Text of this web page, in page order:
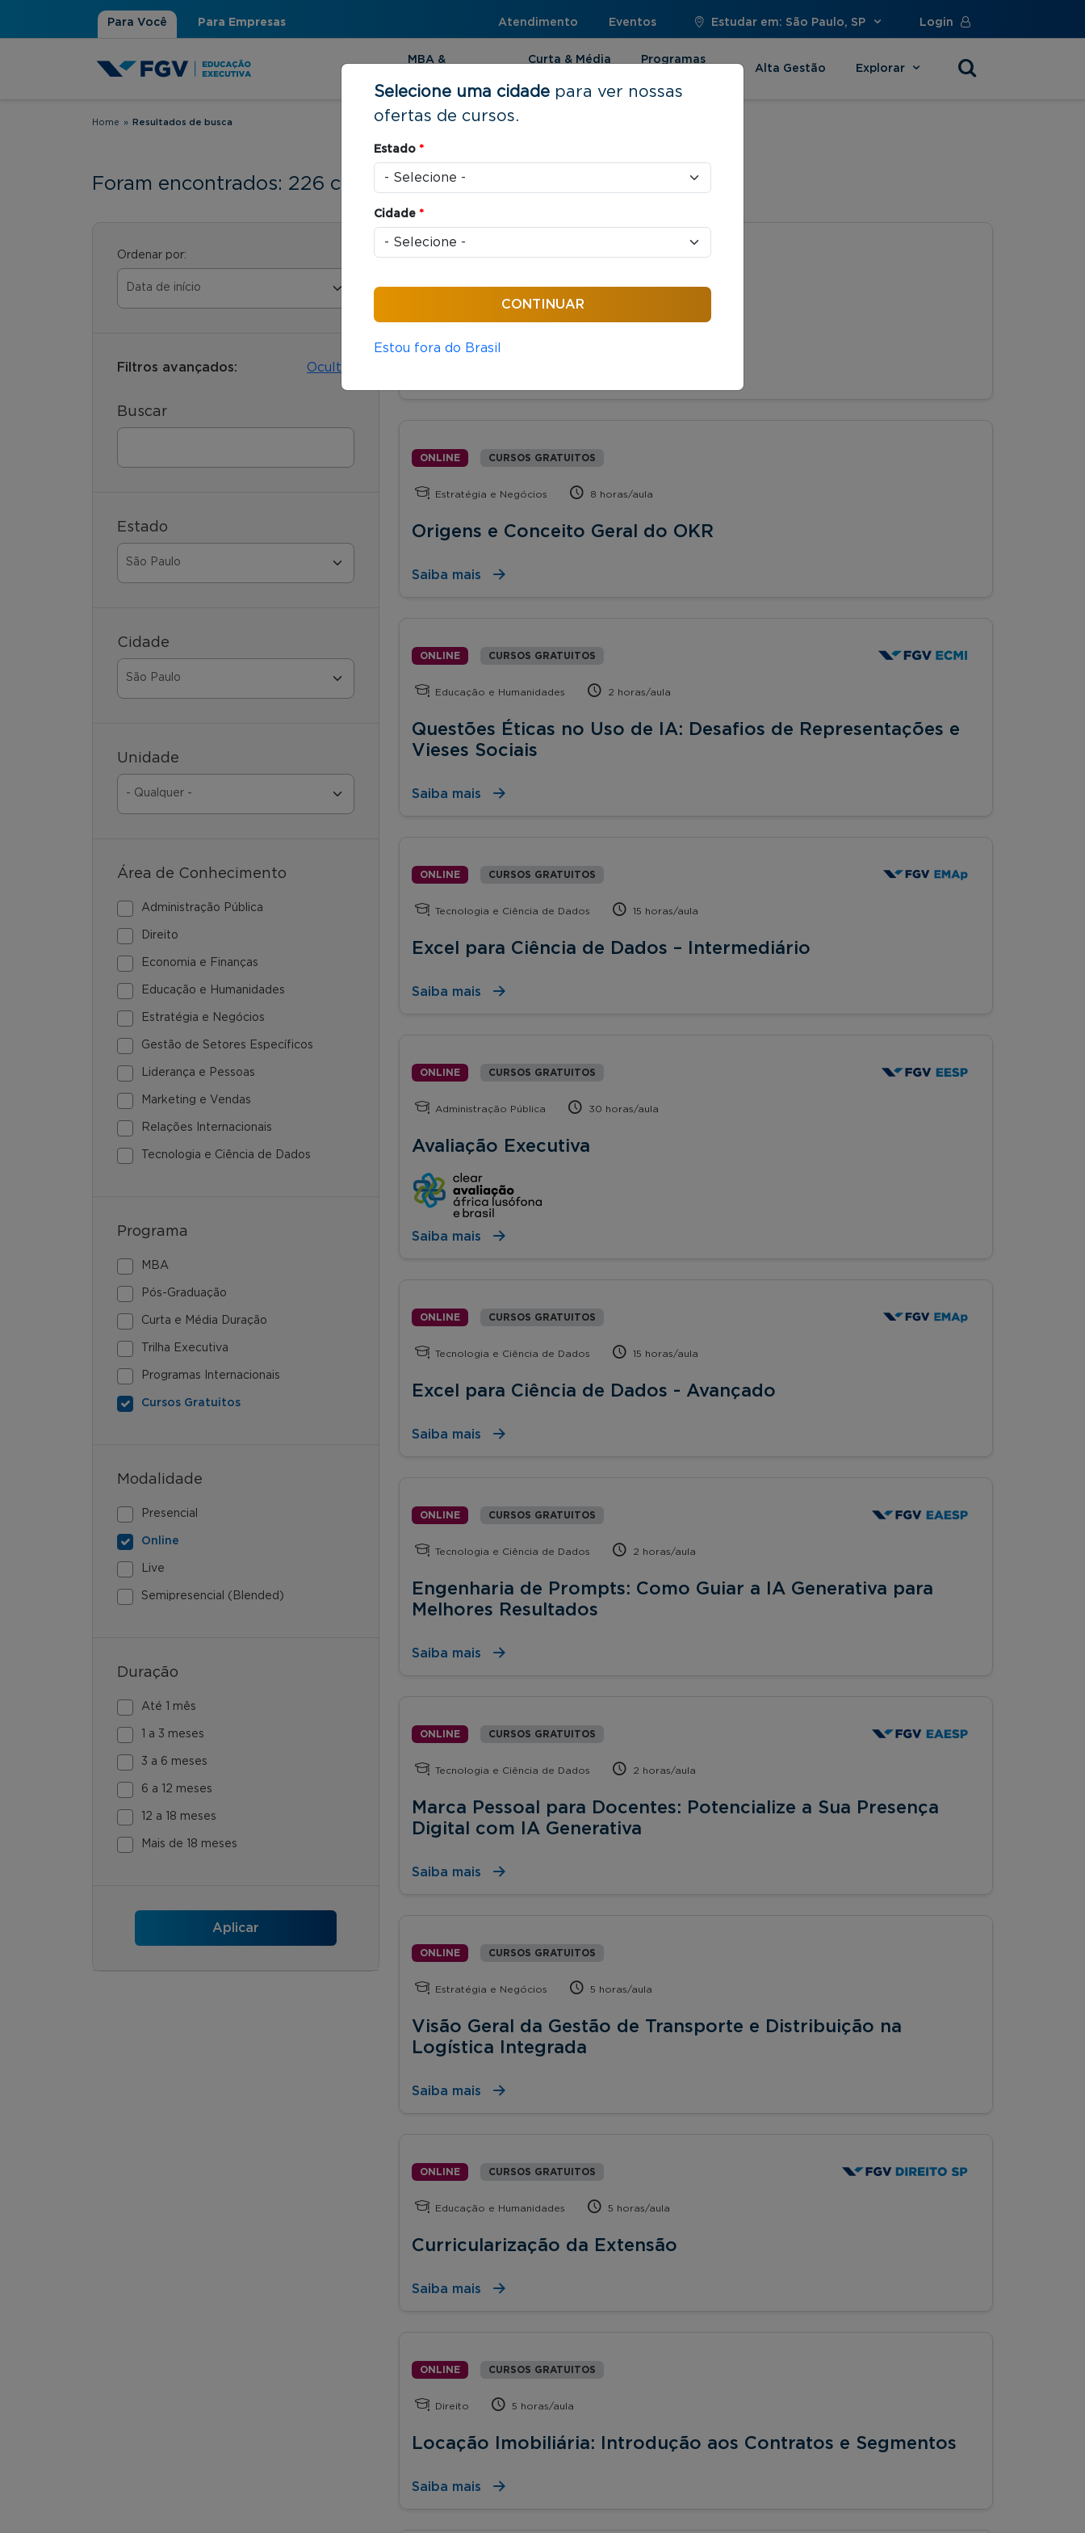
Para Você Para Empresas Atendimento Eventos Estudar em: São Paulo, SP Login
MBA &
Curta & Média
Programas
Alta Gestão Explorar
Você está aqui
Home » Resultados de busca
Foram encontrados: 226 cursos
Ordenar por:
Filtros avançados: Ocultar
Buscar
Estado
Cidade
Unidade
Área de Conhecimento
Administração Pública
Direito
Economia e Finanças
Educação e Humanidades
Estratégia e Negócios
Gestão de Setores Específicos
Liderança e Pessoas
Marketing e Vendas
Relações Internacionais
Tecnologia e Ciência de Dados
Programa
MBA
Pós-Graduação
Curta e Média Duração
Trilha Executiva
Programas Internacionais
Cursos Gratuitos
Modalidade
Presencial
Online
Live
Semipresencial (Blended)
Duração
Até 1 mês
1 a 3 meses
3 a 6 meses
6 a 12 meses
12 a 18 meses
Mais de 18 meses
ONLINE CURSOS GRATUITOS
ONLINE CURSOS GRATUITOS
Estratégia e Negócios 8 horas/aula
Origens e Conceito Geral do OKR
Saiba mais
ONLINE CURSOS GRATUITOS
Educação e Humanidades 2 horas/aula
Questões Éticas no Uso de IA: Desafios de Representações e
Vieses Sociais
Saiba mais
ONLINE CURSOS GRATUITOS
Tecnologia e Ciência de Dados 15 horas/aula
Excel para Ciência de Dados – Intermediário
Saiba mais
ONLINE CURSOS GRATUITOS
Administração Pública 30 horas/aula
Avaliação Executiva
Saiba mais
ONLINE CURSOS GRATUITOS
Tecnologia e Ciência de Dados 15 horas/aula
Excel para Ciência de Dados - Avançado
Saiba mais
ONLINE CURSOS GRATUITOS
Tecnologia e Ciência de Dados 2 horas/aula
Engenharia de Prompts: Como Guiar a IA Generativa para
Melhores Resultados
Saiba mais
ONLINE CURSOS GRATUITOS
Tecnologia e Ciência de Dados 2 horas/aula
Marca Pessoal para Docentes: Potencialize a Sua Presença
Digital com IA Generativa
Saiba mais
ONLINE CURSOS GRATUITOS
Estratégia e Negócios 5 horas/aula
Visão Geral da Gestão de Transporte e Distribuição na
Logística Integrada
Saiba mais
ONLINE CURSOS GRATUITOS
Educação e Humanidades 5 horas/aula
Curricularização da Extensão
Saiba mais
ONLINE CURSOS GRATUITOS
Direito 5 horas/aula
Locação Imobiliária: Introdução aos Contratos e Segmentos
Saiba mais
Selecione uma cidade para ver nossas
ofertas de cursos.
Estado *
Cidade *
Estou fora do Brasil